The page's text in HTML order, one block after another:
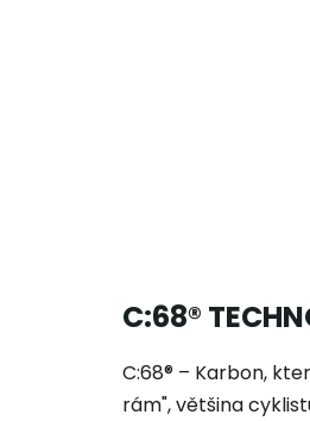
C:68®
C:68® – Karbon,
rám", většina